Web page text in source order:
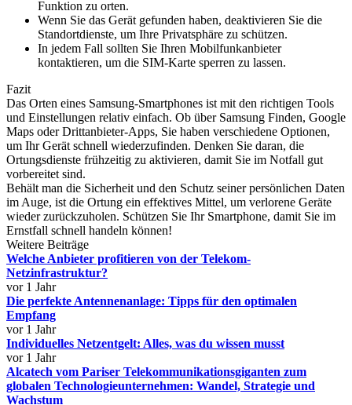
Funktion zu orten.
Wenn Sie das Gerät gefunden haben, deaktivieren Sie die
Standortdienste, um Ihre Privatsphäre zu schützen.
In jedem Fall sollten Sie Ihren Mobilfunkanbieter
kontaktieren, um die SIM-Karte sperren zu lassen.
Fazit
Das Orten eines Samsung-Smartphones ist mit den richtigen Tools
und Einstellungen relativ einfach. Ob über Samsung Finden, Google
Maps oder Drittanbieter-Apps, Sie haben verschiedene Optionen,
um Ihr Gerät schnell wiederzufinden. Denken Sie daran, die
Ortungsdienste frühzeitig zu aktivieren, damit Sie im Notfall gut
vorbereitet sind.
Behält man die Sicherheit und den Schutz seiner persönlichen Daten
im Auge, ist die Ortung ein effektives Mittel, um verlorene Geräte
wieder zurückzuholen. Schützen Sie Ihr Smartphone, damit Sie im
Ernstfall schnell handeln können!
Weitere Beiträge
Welche Anbieter profitieren von der Telekom-
Netzinfrastruktur?
vor 1 Jahr
Die perfekte Antennenanlage: Tipps für den optimalen
Empfang
vor 1 Jahr
Individuelles Netzentgelt: Alles, was du wissen musst
vor 1 Jahr
Alcatech vom Pariser Telekommunikationsgiganten zum
globalen Technologieunternehmen: Wandel, Strategie und
Wachstum